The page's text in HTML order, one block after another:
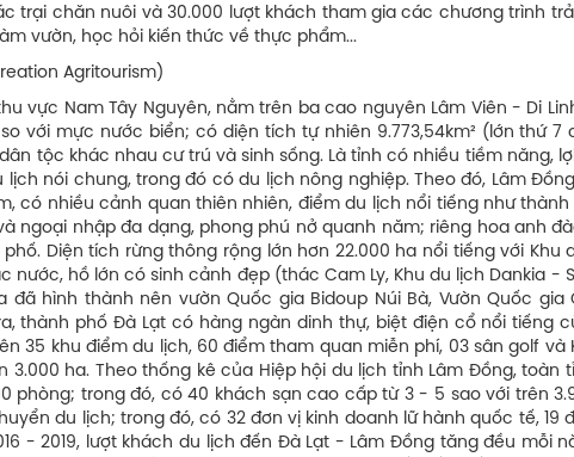
trại chăn nuôi và 30.000 lượt khách tham gia các chương trình
vườn, học hỏi kiến thức về thực phẩm...
Agritourism)
vực Nam Tây Nguyên, nằm trên ba cao nguyên Lâm Viên - Di
với mực nước biển; có diện tích tự nhiên 9.773,54km² (lớn thứ 7
tộc khác nhau cư trú và sinh sống. Là tỉnh có nhiều tiềm năng,
nói chung, trong đó có du lịch nông nghiệp. Theo đó, Lâm
có nhiều cảnh quan thiên nhiên, điểm du lịch nổi tiếng như thành
ngoại nhập đa dạng, phong phú nở quanh năm; riêng hoa anh
Diện tích rừng thông rộng lớn hơn 22.000 ha nổi tiếng với Khu
nước, hồ lớn có sinh cảnh đẹp (thác Cam Ly, Khu du lịch Dankia -
đã hình thành nên vườn Quốc gia Bidoup Núi Bà, Vườn Quốc gia
thành phố Đà Lạt có hàng ngàn dinh thự, biệt điện cổ nổi tiếng
35 khu điểm du lịch, 60 điểm tham quan miễn phí, 03 sân golf và
3.000 ha. Theo thống kê của Hiệp hội du lịch tỉnh Lâm Đồng, toàn
phòng; trong đó, có 40 khách sạn cao cấp từ 3 - 5 sao với trên
du lịch; trong đó, có 32 đơn vị kinh doanh lữ hành quốc tế, 19
- 2019, lượt khách du lịch đến Đà Lạt - Lâm Đồng tăng đều mỗi